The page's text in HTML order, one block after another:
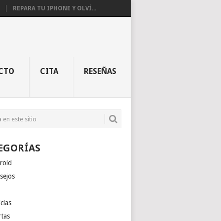
REPARA TU IPHONE Y OLVÍ...
CITA RESEÑAS